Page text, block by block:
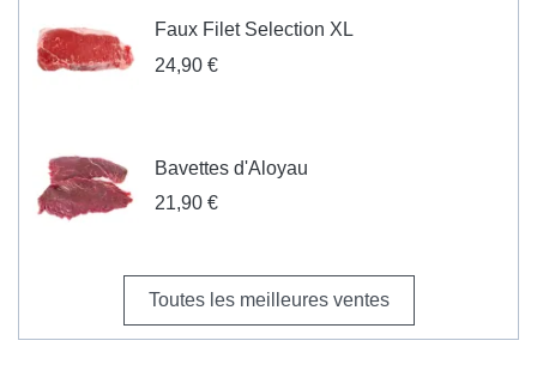
Faux Filet Selection XL
24,90 €
Bavettes d'Aloyau
21,90 €
Toutes les meilleures ventes